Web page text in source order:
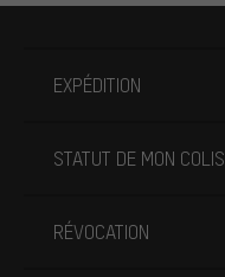
EXPÉDITION
STATUT DE MON COLIS
RÉVOCATION